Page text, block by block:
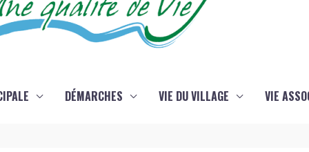
DÉMARCHES VIE DU VILLAGE VIE